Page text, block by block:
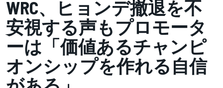
WRC、ヒョンデ撤退を不
安視する声もプロモータ
ーは「価値あるチャンピ
オンシップを作れる自信